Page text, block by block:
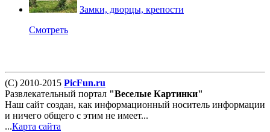
Замки, дворцы, крепости
Смотреть
(С) 2010-2015 PicFun.ru
Развлекательный портал "Веселые Картинки"
Наш сайт создан, как информационный носитель информации
и ничего общего с этим не имеет...
...Карта сайта